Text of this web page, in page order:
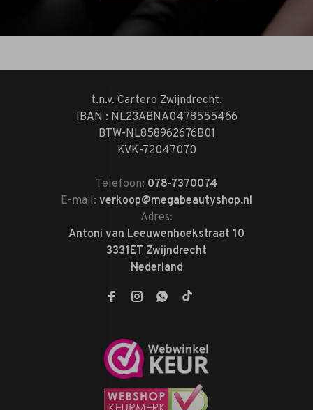
t.n.v. Cartero Zwijndrecht.
IBAN : NL23ABNA0478555466
BTW-NL858962676B01
KVK-72047070
Telefoon: 078-7370074
E-mail: verkoop@megabeautyshop.nl
Adres:
Antoni van Leeuwenhoekstraat 10
3331ET Zwijndrecht
Nederland